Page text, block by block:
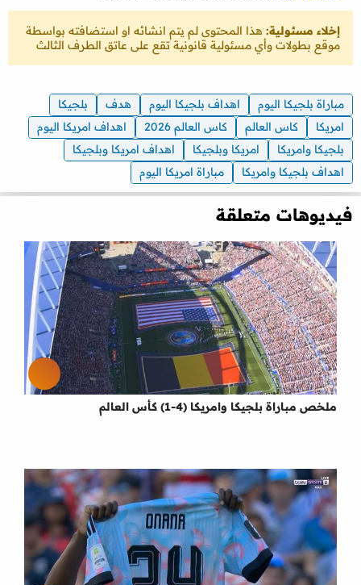
إخلاء مسئولية: هذا المحتوى لم يتم انشائه او استضافته بواسطة
موقع بطولات وأي مسئولية قانونية تقع على عاتق الطرف الثالث
مباراة بلجيكا اليوم اهداف بلجيكا اليوم هدف
بلجيكا
امريكا
كاس العالم كاس العالم 2026
اهداف امريكا اليوم
بلجيكا وامريكا
امريكا وبلجيكا
اهداف امريكا وبلجيكا
اهداف بلجيكا وامريكا
مباراة امريكا اليوم
فيديوهات متعلقة
ملخص مباراة بلجيكا وامريكا (4-1) كأس العالم